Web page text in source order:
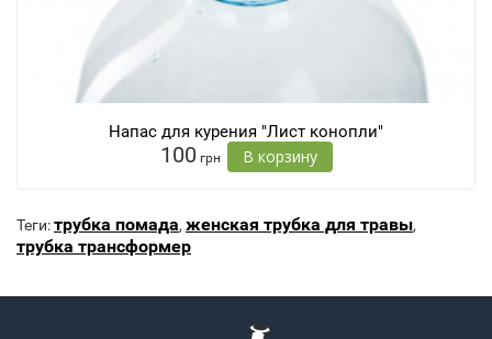
Напас для курения "Лист конопли"
100 грн В корзину
Теги:трубка помада, женская трубка для травы,
трубка трансформер